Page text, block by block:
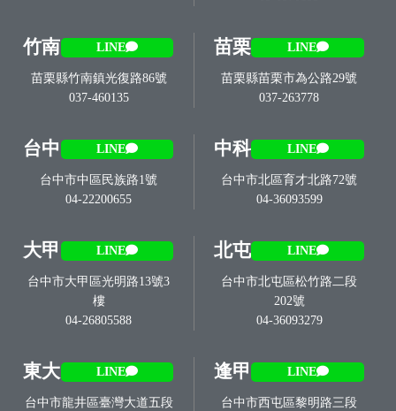
竹南 LINE
苗栗縣竹南鎮光復路86號
037-460135
苗栗 LINE
苗栗縣苗栗市為公路29號
037-263778
台中 LINE
台中市中區民族路1號
04-22200655
中科 LINE
台中市北區育才北路72號
04-36093599
大甲 LINE
台中市大甲區光明路13號3
樓
04-26805588
北屯 LINE
台中市北屯區松竹路二段
202號
04-36093279
東大 LINE
台中市龍井區臺灣大道五段
逢甲 LINE
台中市西屯區黎明路三段